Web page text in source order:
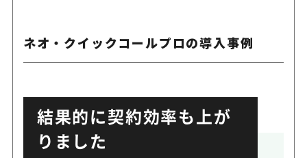
ネオ・クイックコールプロの導入事例
結果的に契約効率も上が
りました